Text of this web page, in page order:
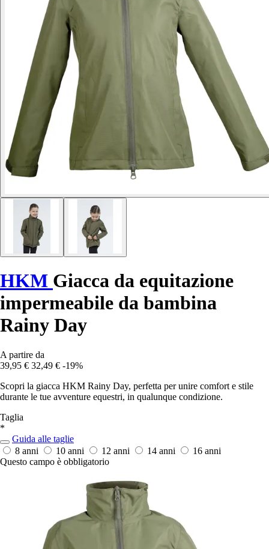
HKM Giacca da equitazione
impermeabile da bambina
Rainy Day
A partire da
39,95 € 32,49 € -19%
Scopri la giacca HKM Rainy Day, perfetta per unire comfort e stile
durante le tue avventure equestri, in qualunque condizione.
Taglia
*
Guida alle taglie
8 anni
10 anni 12 anni 14 anni
16 anni
Questo campo è obbligatorio